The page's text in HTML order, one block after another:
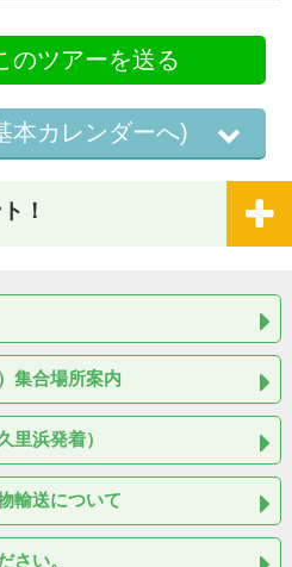
のツアーを送る
本カレンダーへ)
！
集合場所案内
里浜発着）
輸送について
さい。